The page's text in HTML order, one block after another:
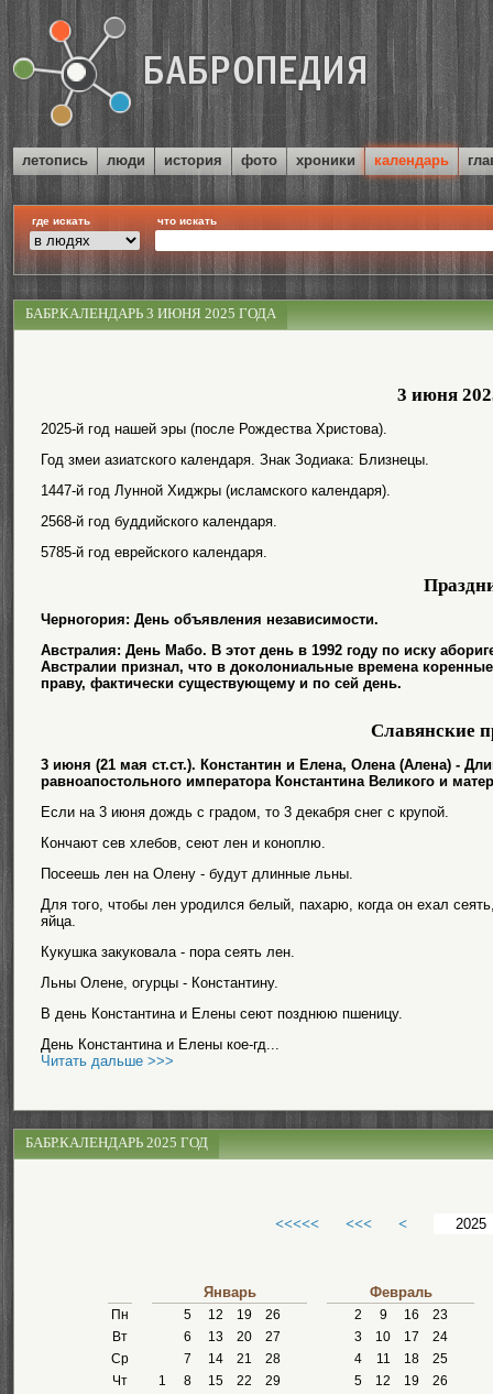
летопись люди история фото хроники календарь
где искать что искать
БАБР.КАЛЕНДАРЬ 3 ИЮНЯ 2025 ГОДА
3 июня
2025-й год нашей эры (после Рождества Христова).
Год змеи азиатского календаря. Знак Зодиака: Близнецы.
1447-й год Лунной Хиджры (исламского календаря).
2568-й год буддийского календаря.
5785-й год еврейского календаря.
Черногория: День объявления независимости.
Австралия: День Мабо. В этот день в 1992 году по иску
Австралии признал, что в доколониальные времена
праву, фактически существующему и по сей день.
Славянские
3 июня (21 мая ст.ст.). Константин и Елена, Олена (Алена) -
равноапостольного императора Константина Великого и
Если на 3 июня дождь с градом, то 3 декабря снег с крупой.
Кончают сев хлебов, сеют лен и коноплю.
Посеешь лен на Олену - будут длинные льны.
Для того, чтобы лен уродился белый, пахарю, когда он ехал
яйца.
Кукушка закуковала - пора сеять лен.
Льны Олене, огурцы - Константину.
В день Константина и Елены сеют позднюю пшеницу.
День Константина и Елены кое-гд...
Читать дальше >>>
БАБР.КАЛЕНДАРЬ 2025 ГОД
<<<<< <<< <
Пн
Вт
Ср
Чт
Январь
5 12 19
26
6
13 20
27
7
14 21
28
1
8 15 22
29
Февраль
2 9 16
23
3
10 17
24
4
11 18
25
5
12 19
26